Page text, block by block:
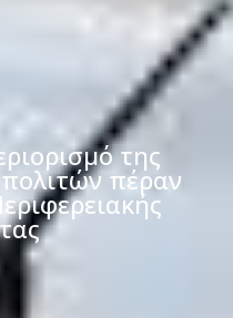
της
πέραν